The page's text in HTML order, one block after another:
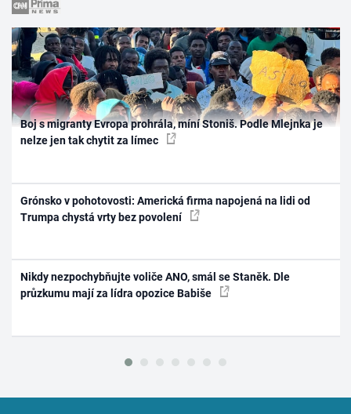
Boj s migranty Evropa prohrála, míní Stoniš. Podle Mlejnka je
nelze jen tak chytit za límec
Grónsko v pohotovosti: Americká firma napojená na lidi od
Trumpa chystá vrty bez povolení
Nikdy nezpochybňujte voliče ANO, smál se Staněk. Dle
průzkumu mají za lídra opozice Babiše